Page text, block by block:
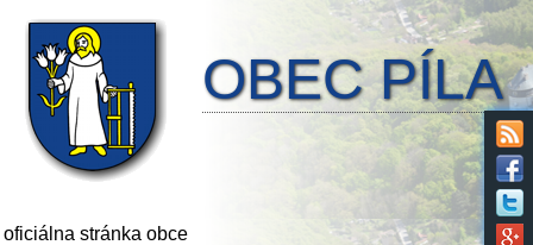
OBEC PÍLA
oficiálna stránka obce